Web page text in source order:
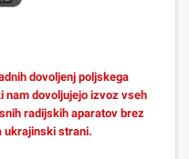
dovoljenj poljskega
nam dovoljujejo izvoz vseh
radijskih aparatov brez
ukrajinski strani.